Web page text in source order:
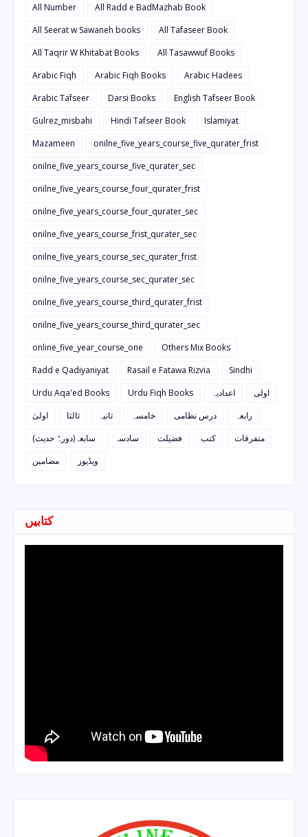
All Number
All Radd e BadMazhab Book
All Seerat w Sawaneh books
All Tafaseer Book
All Taqrir W Khitabat Books
All Tasawwuf Books
Arabic Fiqh
Arabic Fiqh Books
Arabic Hadees
Arabic Tafseer
Darsi Books
English Tafseer Book
Gulrez_misbahi
Hindi Tafseer Book
Islamiyat
Mazameen
onilne_five_years_course_five_qurater_frist
onilne_five_years_course_five_qurater_sec
onilne_five_years_course_four_qurater_frist
onilne_five_years_course_four_qurater_sec
onilne_five_years_course_frist_qurater_sec
onilne_five_years_course_sec_qurater_frist
onilne_five_years_course_sec_qurater_sec
onilne_five_years_course_third_qurater_frist
onilne_five_years_course_third_qurater_sec
online_five_year_course_one
Others Mix Books
Radd e Qadiyaniyat
Rasail e Fatawa Rizvia
Sindhi
Urdu Aqa'ed Books
Urdu Fiqh Books اعدادیہ
اولی
اولیٰ
ثالثا ثانیہ خامسہ درس نظامی
رابعہ
سابعہ(دورہٌ حدیث)
سادسہ فضیلت کتب
متفرقات
مضامین
ویڈیوز
کتابیں